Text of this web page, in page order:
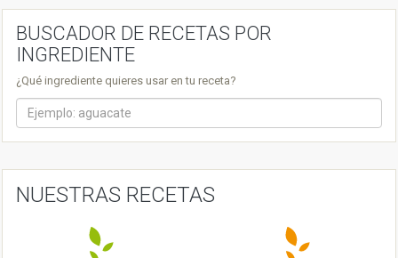
t
i
g
BUSCADOR DE RECETAS POR
INGREDIENTE
¿Qué ingrediente quieres usar en tu receta?
NUESTRAS RECETAS